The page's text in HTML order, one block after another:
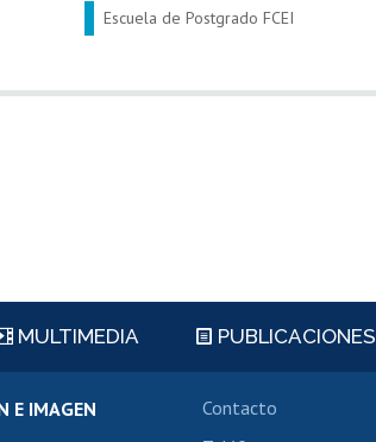
Escuela de Postgrado FCEI
MULTIMEDIA PUBLICACIONES
E IMAGEN
Contacto